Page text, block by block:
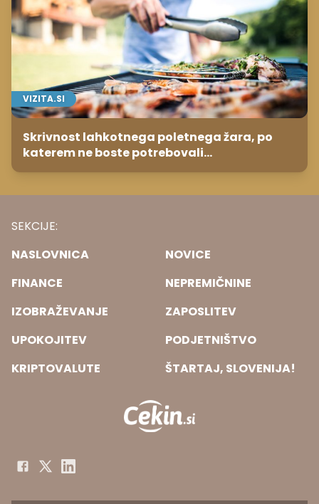
VIZITA.SI
Skrivnost lahkotnega poletnega žara, po
katerem ne boste potrebovali
popoldanskega spanca
SEKCIJE:
NASLOVNICA
NOVICE
FINANCE
NEPREMIČNINE
IZOBRAŽEVANJE
ZAPOSLITEV
UPOKOJITEV
PODJETNIŠTVO
KRIPTOVALUTE
ŠTARTAJ, SLOVENIJA!